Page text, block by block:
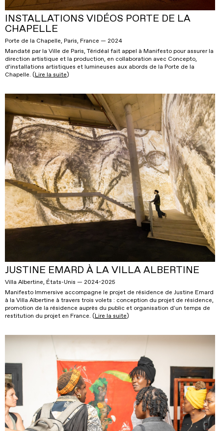
INSTALLATIONS VIDÉOS PORTE DE LA
CHAPELLE
Porte de la Chapelle, Paris, France — 2024
Mandaté par la Ville de Paris, Téridéal fait appel à Manifesto pour assurer la
direction artistique et la production, en collaboration avec Concepto,
d’installations artistiques et lumineuses aux abords de la Porte de la
Chapelle. (Lire la suite)
JUSTINE EMARD À LA VILLA ALBERTINE
Villa Albertine, États-Unis — 2024-2025
Manifesto Immersive accompagne le projet de résidence de Justine Emard
à la Villa Albertine à travers trois volets : conception du projet de résidence,
promotion de la résidence auprès du public et organisation d'un temps de
restitution du projet en France. (Lire la suite)